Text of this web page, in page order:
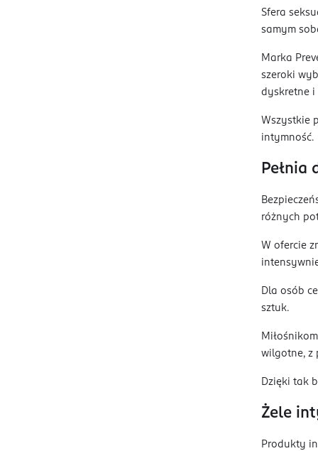
Sfera
samym
Marka
szeroki
dyskretne i
Wszystkie
intymność.
różnych
W ofercie
Dla osób
sztuk.
wilgotne, z
Dzięki tak
Żele
Produkty